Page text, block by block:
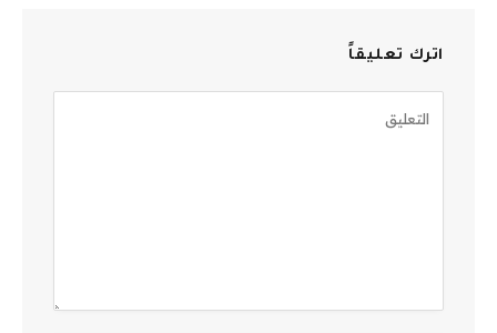
اترك تعليقاً